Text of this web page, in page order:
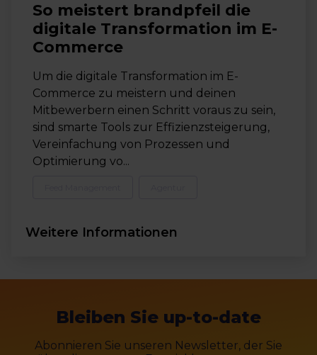
So meistert brandpfeil die
digitale Transformation im E-
Commerce
Um die digitale Transformation im E-
Commerce zu meistern und deinen
Mitbewerbern einen Schritt voraus zu sein,
sind smarte Tools zur Effizienzsteigerung,
Vereinfachung von Prozessen und
Optimierung vo...
Weitere Informationen
Bleiben Sie up-to-date
Abonnieren Sie unseren Newsletter, der Sie